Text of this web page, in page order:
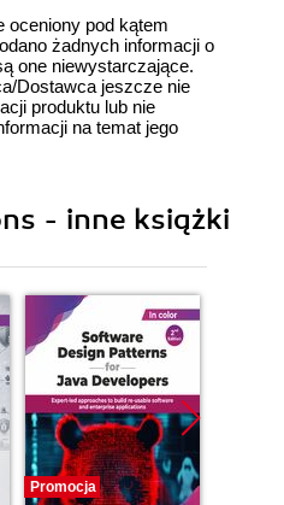
oceniony pod kątem
żadnych informacji o
one niewystarczające.
Dostawca jeszcze nie
produktu lub nie
na temat jego
- inne książki
Promocja